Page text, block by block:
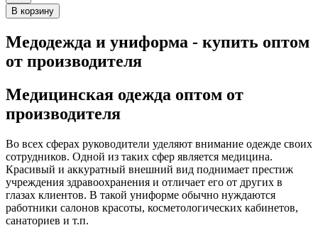
В корзину
Медодежда и униформа - купить оптом
от производителя
Медицинская одежда оптом от
производителя
Во всех сферах руководители уделяют внимание одежде своих
сотрудников. Одной из таких сфер является медицина.
Красивый и аккуратный внешний вид поднимает престиж
учреждения здравоохранения и отличает его от других в
глазах клиентов. В такой униформе обычно нуждаются
работники салонов красоты, косметологических кабинетов,
санаториев и т.п.